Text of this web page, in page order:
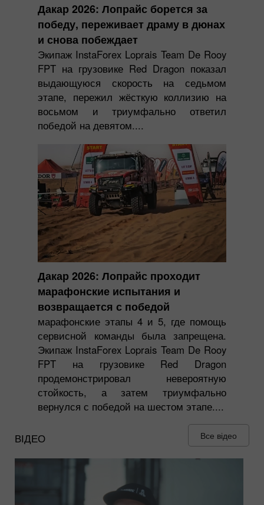
Дакар 2026: Лопрайс борется за
победу, переживает драму в дюнах
и снова побеждает
Экипаж InstaForex Loprais Team De Rooy
FPT на грузовике Red Dragon показал
выдающуюся скорость на седьмом
этапе, пережил жёсткую коллизию на
восьмом и триумфально ответил
победой на девятом....
Дакар 2026: Лопрайс проходит
марафонские испытания и
возвращается с победой
марафонские этапы 4 и 5, где помощь
сервисной команды была запрещена.
Экипаж InstaForex Loprais Team De Rooy
FPT на грузовике Red Dragon
продемонстрировал невероятную
стойкость, а затем триумфально
вернулся с победой на шестом этапе....
ВІДЕО Все відео